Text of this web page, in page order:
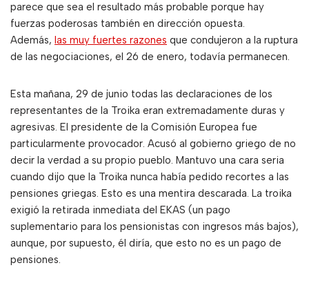
parece que sea el resultado más probable porque hay
fuerzas poderosas también en dirección opuesta.
Además, las muy fuertes razones que condujeron a la ruptura
de las negociaciones, el 26 de enero, todavía permanecen.
Esta mañana, 29 de junio todas las declaraciones de los
representantes de la Troika eran extremadamente duras y
agresivas. El presidente de la Comisión Europea fue
particularmente provocador. Acusó al gobierno griego de no
decir la verdad a su propio pueblo. Mantuvo una cara seria
cuando dijo que la Troika nunca había pedido recortes a las
pensiones griegas. Esto es una mentira descarada. La troika
exigió la retirada inmediata del EKAS (un pago
suplementario para los pensionistas con ingresos más bajos),
aunque, por supuesto, él diría, que esto no es un pago de
pensiones.